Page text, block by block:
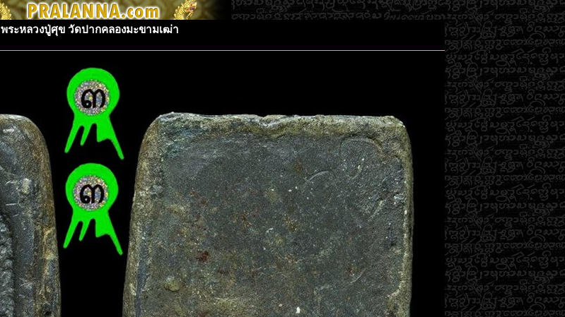
พระหลวงปู่ศุข วัดปากคลองมะขามเฒ่า